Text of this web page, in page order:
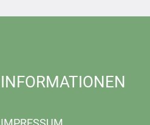
INFORMATIONEN